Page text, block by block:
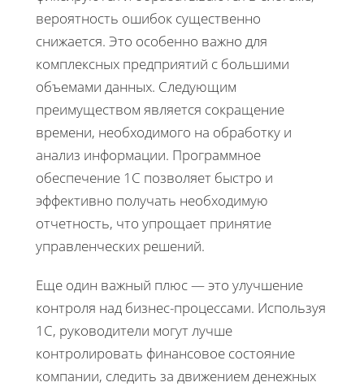
вероятность ошибок существенно
снижается. Это особенно важно для
комплексных предприятий с большими
объемами данных. Следующим
преимуществом является сокращение
времени, необходимого на обработку и
анализ информации. Программное
обеспечение 1С позволяет быстро и
эффективно получать необходимую
отчетность, что упрощает принятие
управленческих решений.
Еще один важный плюс — это улучшение
контроля над бизнес-процессами. Используя
1С, руководители могут лучше
контролировать финансовое состояние
компании, следить за движением денежных